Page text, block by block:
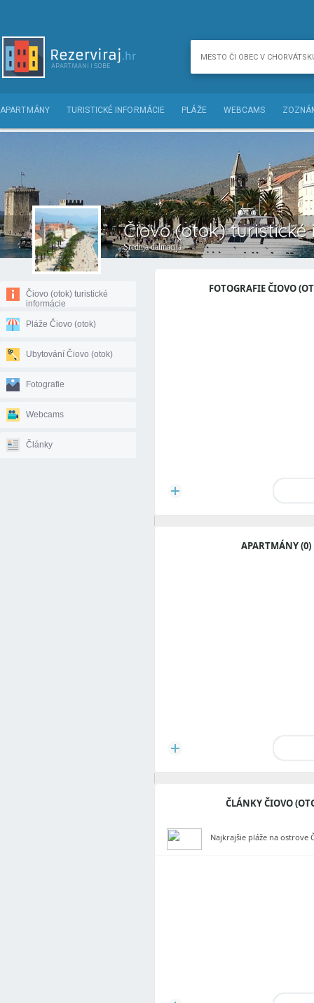
APARTMÁNY TURISTICKÉ INFORMÁCIE PLÁŽE WEBCAMS
Čiovo (otok) turistické
Srednja dalmacija
Čiovo (otok) turistické
informácie
Pláže Čiovo (otok)
Ubytování Čiovo (otok)
Fotografie
Webcams
Články
FOTOGRAFIE ČIOVO
APARTMÁNY (0)
ČLÁNKY ČIOVO
Najkrajšie pláže na ostrove